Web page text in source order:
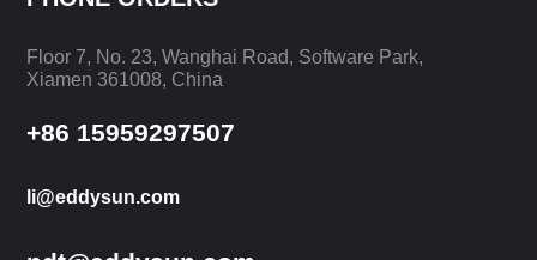
Floor 7, No. 23, Wanghai Road, Software Park,
Xiamen 361008, China
+86 15959297507
li@eddysun.com